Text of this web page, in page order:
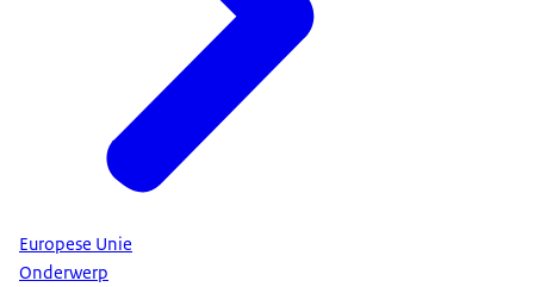
Europese Unie
Onderwerp